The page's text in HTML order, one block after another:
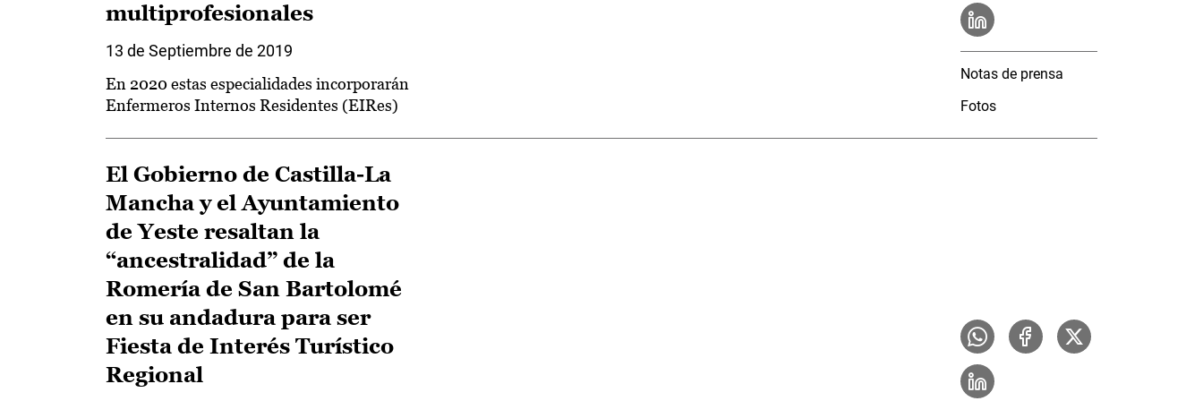
multiprofesionales
13 de Septiembre de 2019
En 2020 estas especialidades incorporarán
Enfermeros Internos Residentes (EIRes)
Notas de prensa
Fotos
El Gobierno de Castilla-La
Mancha y el Ayuntamiento
de Yeste resaltan la
“ancestralidad” de la
Romería de San Bartolomé
en su andadura para ser
Fiesta de Interés Turístico
Regional